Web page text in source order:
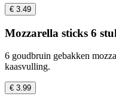
€ 3.49
Mozzarella sticks 6
6 goudbruin gebakken
kaasvulling.
€ 3.99